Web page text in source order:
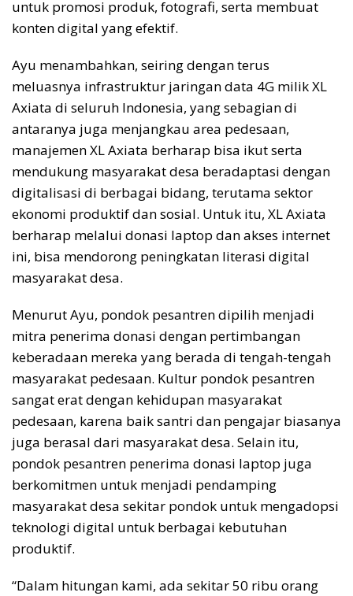
untuk promosi produk, fotografi, serta membuat
konten digital yang efektif.
Ayu menambahkan, seiring dengan terus
meluasnya infrastruktur jaringan data 4G milik XL
Axiata di seluruh Indonesia, yang sebagian di
antaranya juga menjangkau area pedesaan,
manajemen XL Axiata berharap bisa ikut serta
mendukung masyarakat desa beradaptasi dengan
digitalisasi di berbagai bidang, terutama sektor
ekonomi produktif dan sosial. Untuk itu, XL Axiata
berharap melalui donasi laptop dan akses internet
ini, bisa mendorong peningkatan literasi digital
masyarakat desa.
Menurut Ayu, pondok pesantren dipilih menjadi
mitra penerima donasi dengan pertimbangan
keberadaan mereka yang berada di tengah-tengah
masyarakat pedesaan. Kultur pondok pesantren
sangat erat dengan kehidupan masyarakat
pedesaan, karena baik santri dan pengajar biasanya
juga berasal dari masyarakat desa. Selain itu,
pondok pesantren penerima donasi laptop juga
berkomitmen untuk menjadi pendamping
masyarakat desa sekitar pondok untuk mengadopsi
teknologi digital untuk berbagai kebutuhan
produktif.
“Dalam hitungan kami, ada sekitar 50 ribu orang